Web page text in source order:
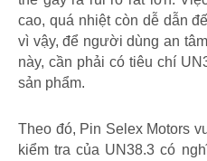
cao, quá nhiệt còn dễ dẫn
vì vậy, để người dùng an
này, cần phải có tiêu chí
sản phẩm.
Theo đó, Pin Selex Motors
kiểm tra của UN38.3 có